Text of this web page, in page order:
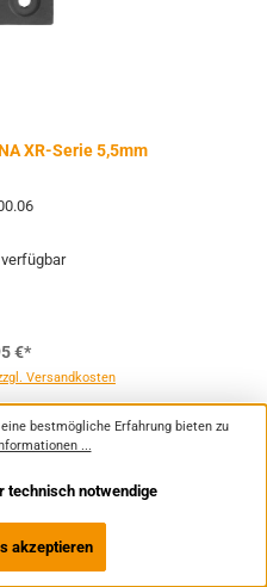
XR-Serie 5,5mm
€*
Versandkosten
bestmögliche Erfahrung bieten zu
...
technisch notwendige
akzeptieren